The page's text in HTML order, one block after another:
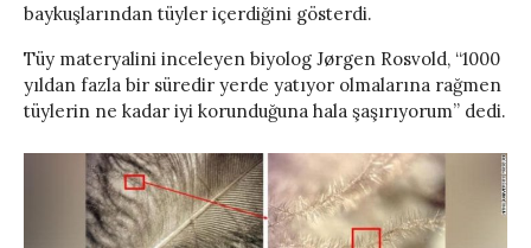
baykuşlarından tüyler içerdiğini gösterdi.
Tüy materyalini inceleyen biyolog Jørgen Rosvold, “1000
yıldan fazla bir süredir yerde yatıyor olmalarına rağmen
tüylerin ne kadar iyi korunduğuna hala şaşırıyorum” dedi.